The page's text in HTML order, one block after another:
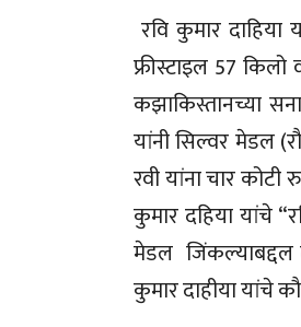
रवि कुमार
फ्रीस्टाइल 57
कझाकिस्तानच्या
यांनी सिल्वर मेडल
रवी यांना चार कोटी
कुमार दहिया यांचे
मेडल जिंकल्याबद्दल
कुमार दाहीया यांचे